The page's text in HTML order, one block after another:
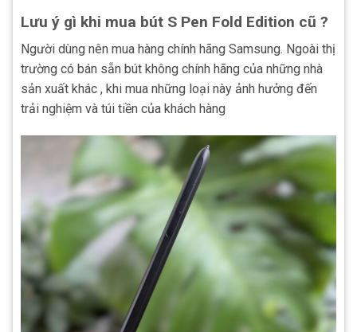
Lưu ý gì khi mua bút S Pen Fold Edition cũ ?
Người dùng nên mua hàng chính hãng Samsung. Ngoài thị
trường có bán sẵn bút không chính hãng của những nhà
sản xuất khác , khi mua những loại này ảnh hưởng đến
trải nghiệm và túi tiền của khách hàng